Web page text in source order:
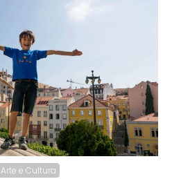
Arte e Cultura